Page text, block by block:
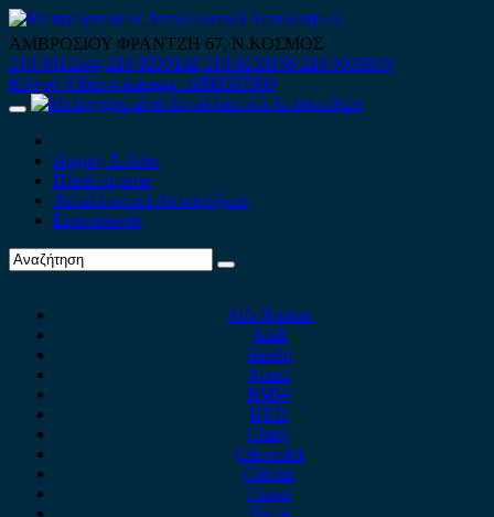
Skip
to
content
ΑΜΒΡΟΣΙΟΥ ΦΡΑΝΤΖΗ 67, Ν.ΚΟΣΜΟΣ
210 9012444 210 9239148 210 9238158 210 9026839
Κινητό-Viber-whatsapp : 6980507900
Primary
Αρχική Σελίδα
Ποιοί είμαστε
Ανταλλακτικά Αυτοκινήτων
Επικοινωνία
Alfa Romeo
Audi
Austin
Acura
BMW
BYD
Chery
Chevrolet
Citroen
Cupra
Dacia